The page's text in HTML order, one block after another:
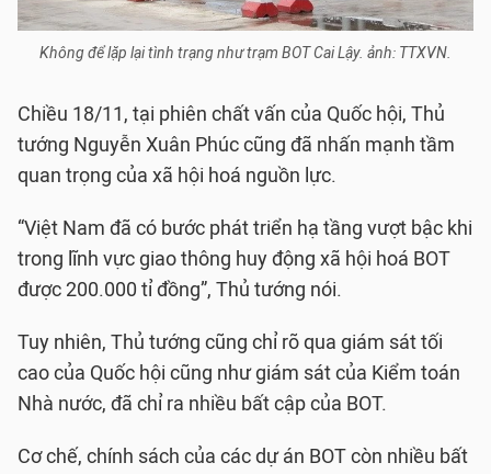
Không để lặp lại tình trạng như trạm BOT Cai Lậy. ảnh: TTXVN.
Chiều 18/11, tại phiên chất vấn của Quốc hội, Thủ
tướng Nguyễn Xuân Phúc cũng đã nhấn mạnh tầm
quan trọng của xã hội hoá nguồn lực.
“Việt Nam đã có bước phát triển hạ tầng vượt bậc khi
trong lĩnh vực giao thông huy động xã hội hoá BOT
được 200.000 tỉ đồng”, Thủ tướng nói.
Tuy nhiên, Thủ tướng cũng chỉ rõ qua giám sát tối
cao của Quốc hội cũng như giám sát của Kiểm toán
Nhà nước, đã chỉ ra nhiều bất cập của BOT.
Cơ chế, chính sách của các dự án BOT còn nhiều bất